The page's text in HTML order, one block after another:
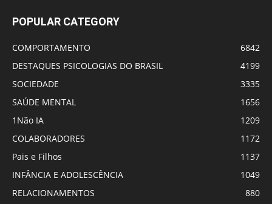
POPULAR CATEGORY
COMPORTAMENTO
6842
DESTAQUES PSICOLOGIAS DO BRASIL
4199
SOCIEDADE
3335
SAÚDE MENTAL
1656
1Não IA
1209
COLABORADORES
1172
Pais e Filhos
1137
INFÂNCIA E ADOLESCÊNCIA
1049
RELACIONAMENTOS
880